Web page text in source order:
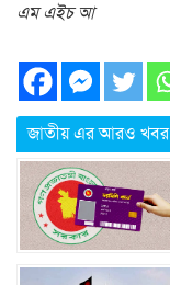
এম এইচ আ
জাতীয় এর আরও খবর